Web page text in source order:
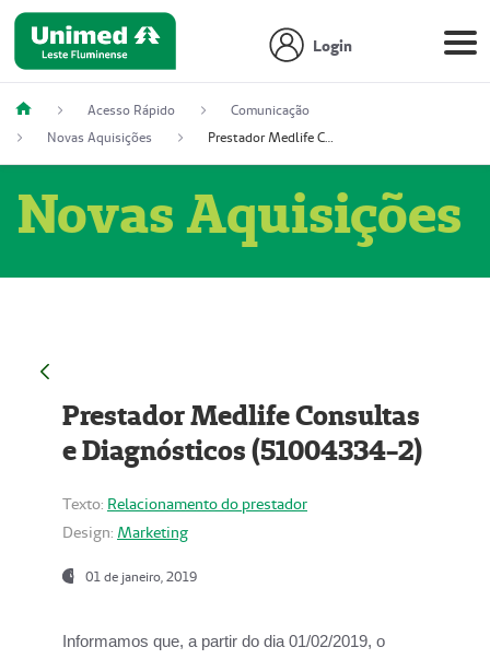
Login
Acesso Rápido
Comunicação
Novas Aquisições
Prestador Medlife Consultas e Diagnósticos (51004334-2)
Novas Aquisições
Prestador Medlife Consultas
e Diagnósticos (51004334-2)
Texto: Relacionamento do prestador
Design: Marketing
01 de janeiro, 2019
Informamos que, a partir do dia 01/02/2019, o